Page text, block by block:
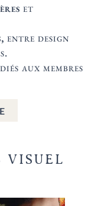
et
entre design
aux membres
VISUEL